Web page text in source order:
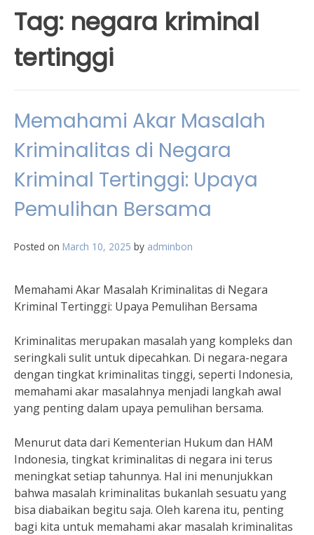
Tag: negara kriminal
tertinggi
Memahami Akar Masalah
Kriminalitas di Negara
Kriminal Tertinggi: Upaya
Pemulihan Bersama
Posted on March 10, 2025 by adminbon
Memahami Akar Masalah Kriminalitas di Negara
Kriminal Tertinggi: Upaya Pemulihan Bersama
Kriminalitas merupakan masalah yang kompleks dan
seringkali sulit untuk dipecahkan. Di negara-negara
dengan tingkat kriminalitas tinggi, seperti Indonesia,
memahami akar masalahnya menjadi langkah awal
yang penting dalam upaya pemulihan bersama.
Menurut data dari Kementerian Hukum dan HAM
Indonesia, tingkat kriminalitas di negara ini terus
meningkat setiap tahunnya. Hal ini menunjukkan
bahwa masalah kriminalitas bukanlah sesuatu yang
bisa diabaikan begitu saja. Oleh karena itu, penting
bagi kita untuk memahami akar masalah kriminalitas